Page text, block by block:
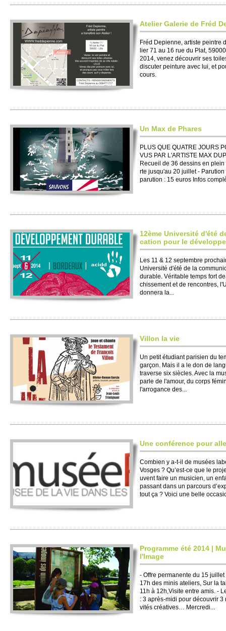
Ate­lier Galerie de Fréd
Fréd Depi­enne, arti­ste pe­intre
lier 71 au 16 rue du Plat,
2014, venez découvrir ses
discuter pe­inture avec lui, et
cours.
Un Max de Phares
PLUS QUE QUATRE JOURS
VUS PAR L'ARTI­STE MAX
Re­cueil de 36 dessins en
rte jus­qu'au 20 jui­llet -
parution : 15 euros Infos
12ème Unive­rsité d'été
cation pour le
Les 11 & 12 se­pte­mbre
Unive­rsité d'été de la
durable. Véri­table temps fort
chisse­ment et de rencontres,
donnera la...
Vi­l­lon la vie
Un petit étudiant pari­sien du
garçon. Mais il a le don de
trave­rse six siècles. Avec la
parle de l'amour, du corps
l'arrogance des...
Une conférence pour
Co­mbien y a-t-il de musées
Vo­sges ? Qu’est-ce que le
uvent faire un musi­cien, un
passant dans un parcours
tout ça ? Voici une belle
Programme été 2014 |
l'Image
- Offre permanente du 15
17h des minis ate­liers, Sur la
11h à 12h,Vi­site entre amis. -
: 3 après-midi pour découvrir
vités créatives… Mer­credi...